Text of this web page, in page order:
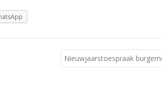
Nieuwjaarstoespraak